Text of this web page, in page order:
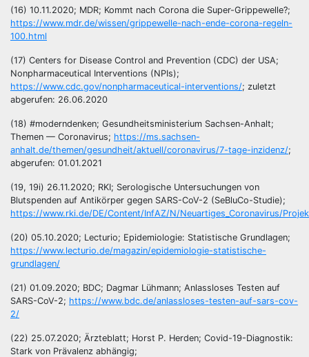
(16) 10.11.2020; MDR; Kommt nach Corona die Super-Grippewelle?;
https://www.mdr.de/wissen/grippewelle-nach-ende-corona-regeln-
100.html
(17) Centers for Disease Control and Prevention (CDC) der USA;
Nonpharmaceutical Interventions (NPIs);
https://www.cdc.gov/nonpharmaceutical-interventions/; zuletzt
abgerufen: 26.06.2020
(18) #moderndenken; Gesundheitsministerium Sachsen-Anhalt;
Themen — Coronavirus; https://ms.sachsen-
anhalt.de/themen/gesundheit/aktuell/coronavirus/7-tage-inzidenz/;
abgerufen: 01.01.2021
(19, 19i) 26.11.2020; RKI; Serologische Untersuchungen von
Blutspenden auf Antikörper gegen SARS-CoV-2 (SeBluCo-Studie);
https://www.rki.de/DE/Content/InfAZ/N/Neuartiges_Coronavirus/
(20) 05.10.2020; Lecturio; Epidemiologie: Statistische Grundlagen;
https://www.lecturio.de/magazin/epidemiologie-statistische-
grundlagen/
(21) 01.09.2020; BDC; Dagmar Lühmann; Anlassloses Testen auf
SARS-CoV-2; https://www.bdc.de/anlassloses-testen-auf-sars-cov-
2/
(22) 25.07.2020; Ärzteblatt; Horst P. Herden; Covid-19-Diagnostik:
Stark von Prävalenz abhängig;